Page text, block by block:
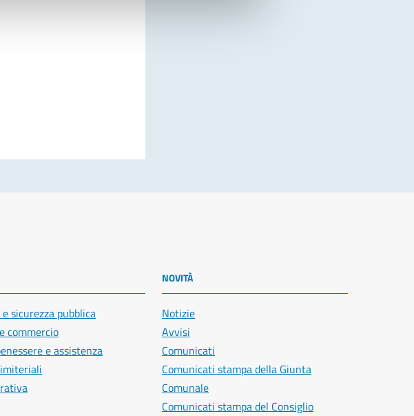
sicurezza pubblica
commercio
e assistenza
NOVITÀ
Notizie
Avvisi
Comunicati
Comunicati stampa della Giunta
Comunale
Comunicati stampa del Consiglio